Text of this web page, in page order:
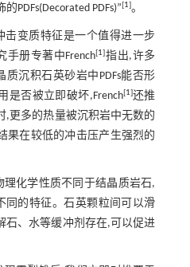
PDFs(Decorated PDFs)”[1]。
击变质特征是一个值得进一步
手册专著中French[1]指出,许多
沉积石英砂岩中PDFs能否形
是否被立即破坏,French[1]还推
,更多的热量被沉积岩中无数的
果在较低的冲击压产生强烈的
理化学性质不同于结晶质岩石,
同的特征。石英颗粒间可以滑
石、水等缓冲剂存在,可以促进